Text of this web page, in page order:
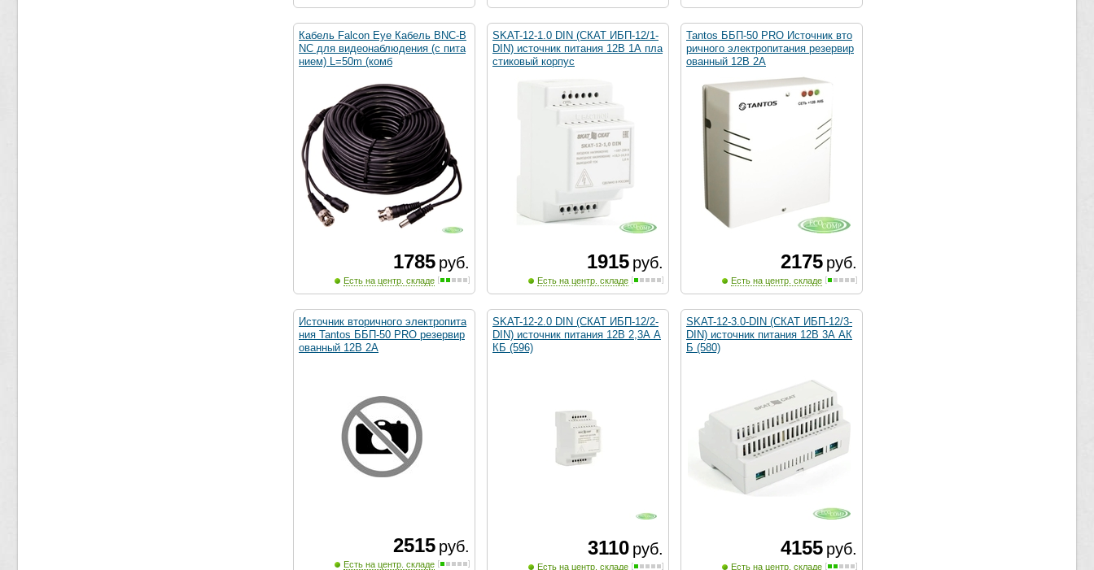
Кабель Falcon Eye Кабель BNC-B
NC для видеонаблюдения (с пита
нием) L=50m (комб
1785 руб.
Есть на центр. складе
SKAT-12-1.0 DIN (СКАТ ИБП-12/1-
DIN) источник питания 12В 1А пла
стиковый корпус
1915 руб.
Есть на центр. складе
Tantos ББП-50 PRO Источник вто
ричного электропитания резервир
ованный 12В 2А
2175 руб.
Есть на центр. складе
Источник вторичного электропита
ния Tantos ББП-50 PRO резервир
ованный 12В 2А
2515 руб.
Есть на центр. складе
SKAT-12-2.0 DIN (СКАТ ИБП-12/2-
DIN) источник питания 12В 2,3А А
КБ (596)
3110 руб.
Есть на центр. складе
SKAT-12-3.0-DIN (СКАТ ИБП-12/3-
DIN) источник питания 12В 3А АК
Б (580)
4155 руб.
Есть на центр. складе